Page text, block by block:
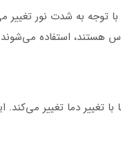
توجه به شدت نور تغییر
هستند، استفاده
تغییر دما تغییر می‌کند.